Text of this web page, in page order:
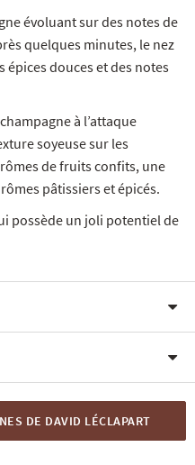
évoluant sur des notes de
quelques minutes, le nez
épices douces et des notes
à l’attaque
soyeuse sur les
de fruits confits, une
pâtissiers et épicés.
possède un joli potentiel de
DE DAVID LÉCLAPART